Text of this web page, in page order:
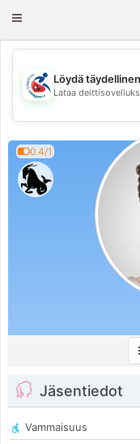
Toggle
💖
Löydä
Lataa
0.4/1
Jäsentiedot
Vammaisuus